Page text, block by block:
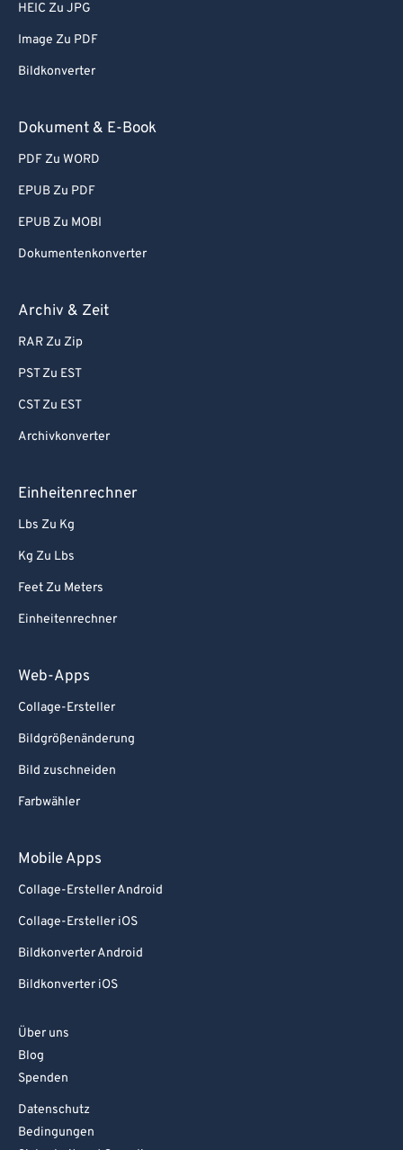
HEIC Zu JPG
Image Zu PDF
Bildkonverter
Dokument & E-Book
PDF Zu WORD
EPUB Zu PDF
EPUB Zu MOBI
Dokumentenkonverter
Archiv & Zeit
RAR Zu Zip
PST Zu EST
CST Zu EST
Archivkonverter
Einheitenrechner
Lbs Zu Kg
Kg Zu Lbs
Feet Zu Meters
Einheitenrechner
Web-Apps
Collage-Ersteller
Bildgrößenänderung
Bild zuschneiden
Farbwähler
Mobile Apps
Collage-Ersteller Android
Collage-Ersteller iOS
Bildkonverter Android
Bildkonverter iOS
Über uns
Blog
Spenden
Datenschutz
Bedingungen